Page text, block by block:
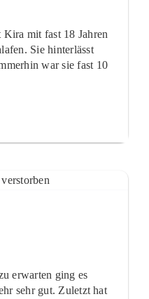
Kira mit fast 18 Jahren
Sie hinterlässt
war sie fast 10
erwarten ging es
sehr gut. Zuletzt hat